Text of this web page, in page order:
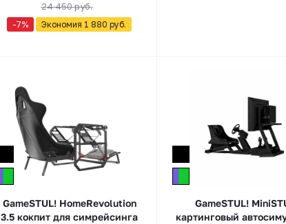
24 450руб.
-7% Экономия 1 880 руб.
GameSTUL! HomeRevolution
3.5 кокпит для симрейсинга
GameSTUL!
картинговый